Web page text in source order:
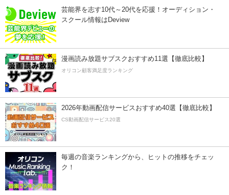
芸能界を志す10代～20代を応援！オーディション・
スクール情報はDeview
漫画読み放題サブスクおすすめ11選【徹底比較】
オリコン顧客満足度ランキング
2026年動画配信サービスおすすめ40選【徹底比較】
CS動画配信サービス20選
毎週の音楽ランキングから、ヒットの推移をチェッ
ク！